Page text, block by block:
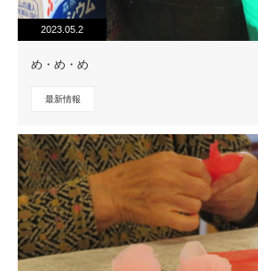
2023.05.2
め・め・め
最新情報